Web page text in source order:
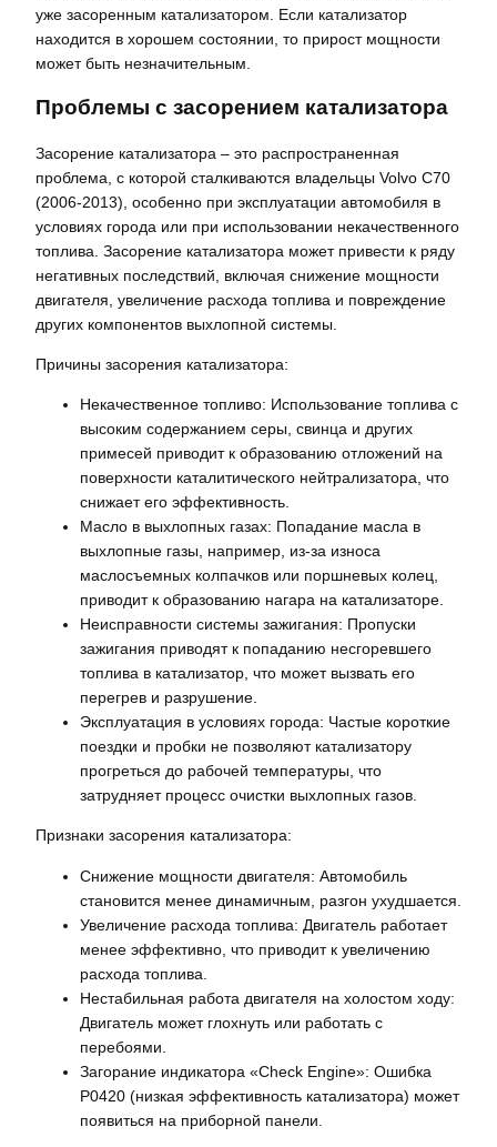
уже засоренным катализатором. Если катализатор
находится в хорошем состоянии, то прирост мощности
может быть незначительным.
Проблемы с засорением катализатора
Засорение катализатора – это распространенная
проблема, с которой сталкиваются владельцы Volvo C70
(2006-2013), особенно при эксплуатации автомобиля в
условиях города или при использовании некачественного
топлива. Засорение катализатора может привести к ряду
негативных последствий, включая снижение мощности
двигателя, увеличение расхода топлива и повреждение
других компонентов выхлопной системы.
Причины засорения катализатора:
Некачественное топливо: Использование топлива с
высоким содержанием серы, свинца и других
примесей приводит к образованию отложений на
поверхности каталитического нейтрализатора, что
снижает его эффективность.
Масло в выхлопных газах: Попадание масла в
выхлопные газы, например, из-за износа
маслосъемных колпачков или поршневых колец,
приводит к образованию нагара на катализаторе.
Неисправности системы зажигания: Пропуски
зажигания приводят к попаданию несгоревшего
топлива в катализатор, что может вызвать его
перегрев и разрушение.
Эксплуатация в условиях города: Частые короткие
поездки и пробки не позволяют катализатору
прогреться до рабочей температуры, что
затрудняет процесс очистки выхлопных газов.
Признаки засорения катализатора:
Снижение мощности двигателя: Автомобиль
становится менее динамичным, разгон ухудшается.
Увеличение расхода топлива: Двигатель работает
менее эффективно, что приводит к увеличению
расхода топлива.
Нестабильная работа двигателя на холостом ходу:
Двигатель может глохнуть или работать с
перебоями.
Загорание индикатора «Check Engine»: Ошибка
P0420 (низкая эффективность катализатора) может
появиться на приборной панели.